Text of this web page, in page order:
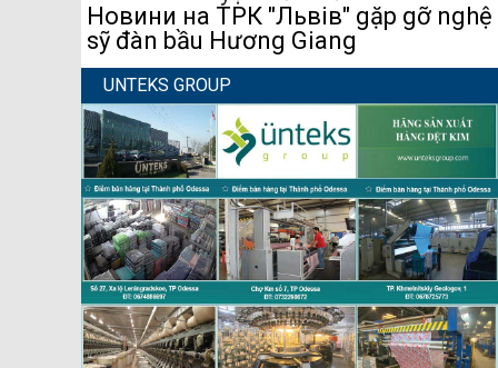
Новини на ТРК "Львів" gặp gỡ nghệ
sỹ đàn bầu Hương Giang
UNTEKS GROUP